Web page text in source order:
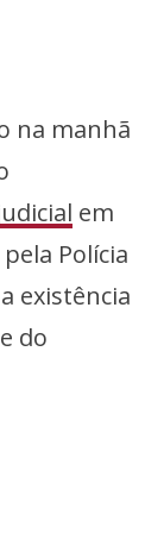
na manhã
em
Polícia
existência
do